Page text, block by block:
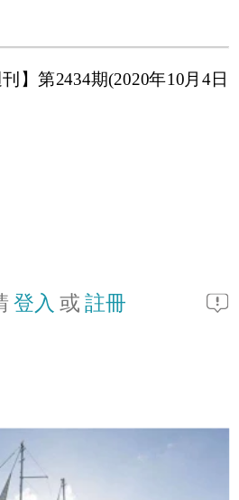
】第2434期(2020年10月4日
登入 或註冊